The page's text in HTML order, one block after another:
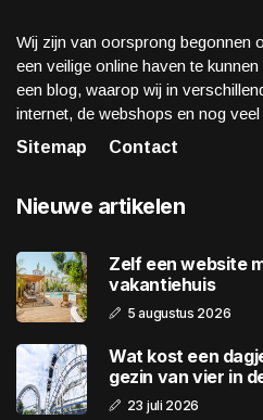
Wij zijn van oorsprong begonnen
een veilige online haven te
een blog, waarop wij in
internet, de webshops en nog veel
Sitemap
Contact
Nieuwe artikelen
Zelf een website
vakantiehuis
5 augustus 2026
Wat kost een
gezin van vier in
23 juli 2026